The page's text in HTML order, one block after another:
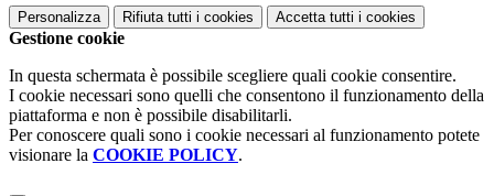
Personalizza Rifiuta tutti i cookies Accetta tutti i cookies
Gestione cookie
In questa schermata è possibile scegliere quali cookie consentire.
I cookie necessari sono quelli che consentono il funzionamento della
piattaforma e non è possibile disabilitarli.
Per conoscere quali sono i cookie necessari al funzionamento potete
visionare la COOKIE POLICY.